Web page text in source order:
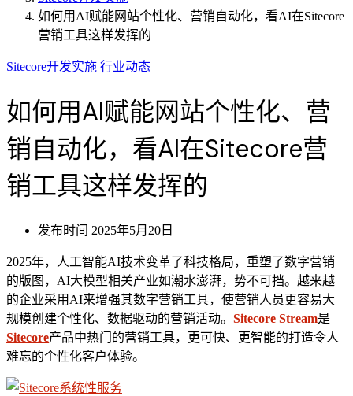
如何用AI赋能网站个性化、营销自动化，看AI在Sitecore
营销工具这样发挥的
Sitecore开发实施 行业动态
如何用AI赋能网站个性化、营
销自动化，看AI在Sitecore营
销工具这样发挥的
发布时间 2025年5月20日
2025年，人工智能AI技术变革了科技格局，重塑了数字营销
的版图，AI大模型相关产业如潮水澎湃，势不可挡。越来越
的企业采用AI来增强其数字营销工具，使营销人员更容易大
规模创建个性化、数据驱动的营销活动。 Sitecore Stream是
Sitecore产品中热门的营销工具，更可快、更智能的打造令人
难忘的个性化客户体验。